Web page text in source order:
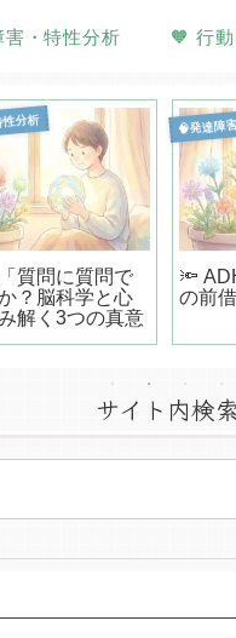
害・特性分析 🧡 行
分析
質問に質問で
？脳科学と心
解く3つの真意
🧠発達障
🔦
の前
サイト内検